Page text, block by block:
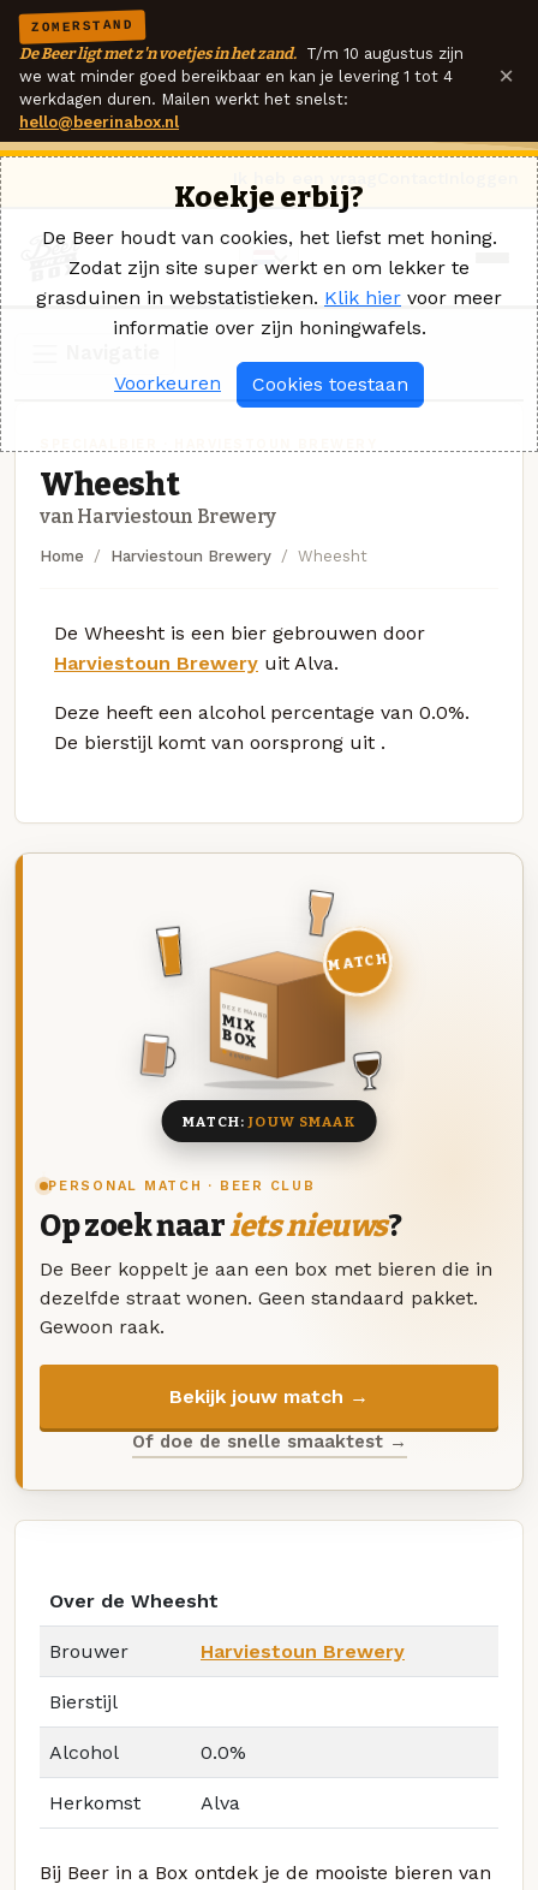
ZOMERSTAND
De Beer ligt met z'n voetjes in het zand. T/m 10 augustus zijn
we wat minder goed bereikbaar en kan je levering 1 tot 4
werkdagen duren. Mailen werkt het snelst:
hello@beerinabox.nl
×
Wheesht
van Harviestoun Brewery
Home Harviestoun Brewery Wheesht
De Wheesht is een bier gebrouwen door
Harviestoun Brewery uit Alva.
Deze heeft een alcohol percentage van 0.0%.
De bierstijl komt van oorsprong uit .
PERSONAL MATCH · BEER CLUB
Op zoek naariets nieuws?
De Beer koppelt je aan een box met bieren die in
dezelfde straat wonen. Geen standaard pakket.
Gewoon raak.
Bekijk jouw match →
Of doe de snelle smaaktest →
DEZE MAAND
MIX
BOX
8 BIEREN
MATCH
MATCH:JOUW SMAAK
Over de Wheesht
Brouwer Harviestoun Brewery
Bierstijl
Alcohol 0.0%
Herkomst Alva
Bij Beer in a Box ontdek je de mooiste bieren van
Koekje erbij?
De Beer houdt van cookies, het liefst met honing.
Zodat zijn site super werkt en om lekker te
grasduinen in webstatistieken. Klik hier voor meer
informatie over zijn honingwafels.
Voorkeuren Cookies toestaan